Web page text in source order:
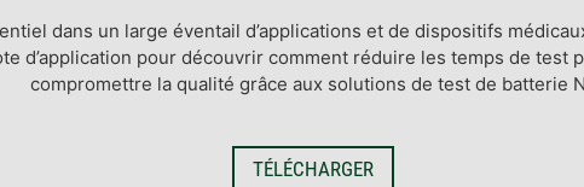
dans un large éventail d’applications et de dispositifs
d’application pour découvrir comment réduire les temps de test
compromettre la qualité grâce aux solutions de test de batterie
TÉLÉCHARGER​